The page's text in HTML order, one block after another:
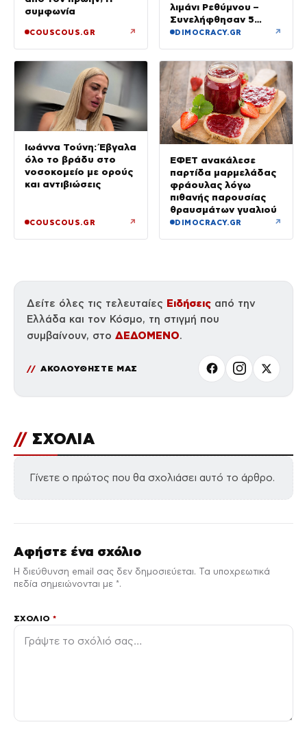
συμφωνία
COUSCOUS.GR ↗
λιμάνι Ρεθύμνου –
Συνελήφθησαν 5
άτομα
DIMOCRACY.GR ↗
Ιωάννα Τούνη: Έβγαλα
όλο το βράδυ στο
νοσοκομείο με ορούς
και αντιβιώσεις
COUSCOUS.GR ↗
ΕΦΕΤ ανακάλεσε
παρτίδα μαρμελάδας
φράουλας λόγω
πιθανής παρουσίας
θραυσμάτων γυαλιού
DIMOCRACY.GR ↗
Δείτε όλες τις τελευταίες Ειδήσεις από την
Ελλάδα και τον Κόσμο, τη στιγμή που
συμβαίνουν, στο ΔΕΔΟΜΕΝΟ.
ΑΚΟΛΟΥΘΗΣΤΕ ΜΑΣ
// ΣΧΟΛΙΑ
Γίνετε ο πρώτος που θα σχολιάσει αυτό το άρθρο.
Αφήστε ένα σχόλιο
Η διεύθυνση email σας δεν δημοσιεύεται. Τα υποχρεωτικά
πεδία σημειώνονται με *.
ΣΧΌΛΙΟ*